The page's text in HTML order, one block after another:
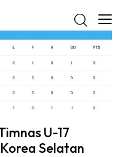
U-17
Selatan